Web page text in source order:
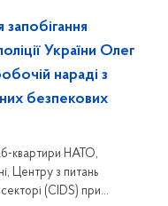
України Олег
нараді з
безпекових
квартири НАТО,
Центру з питань
(CIDS) при